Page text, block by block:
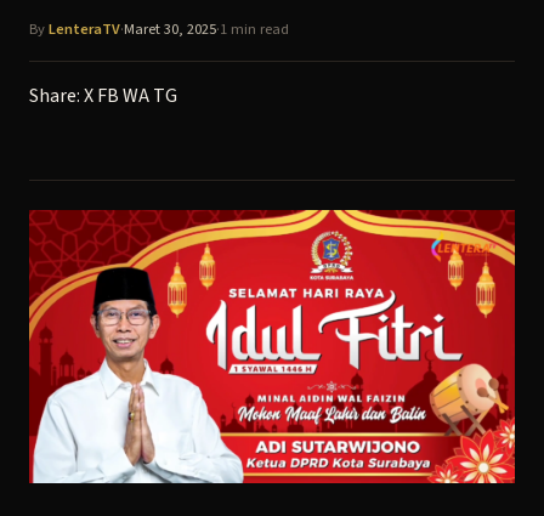
ByLenteraTV·Maret 30, 2025·1 min read
Share:XFBWATG